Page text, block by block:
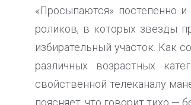
«Просыпаются» постепенно
роликов, в которых звезды
избирательный участок. Как
различных возрастных
свойственной телеканалу
поясняет, что говорит тихо —